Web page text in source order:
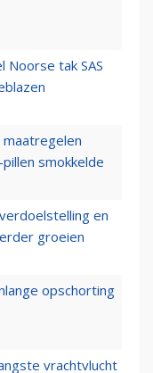
Noorse tak SAS
maatregelen
smokkelde
en
groeien
opschorting
vrachtvlucht